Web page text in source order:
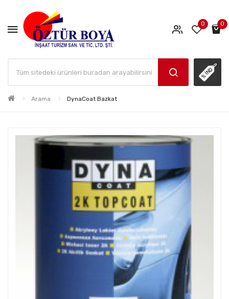
0 0
Arama DynaCoat Bazkat